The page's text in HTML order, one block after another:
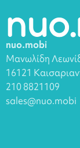
nuo.mobi
Μανωλίδη
16121
210 8821109
sales@nuo.mobi